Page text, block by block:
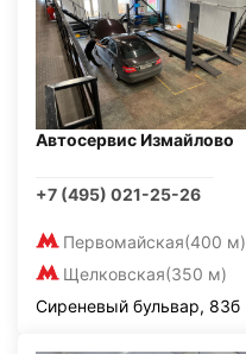
Автосервис Измайлово
+7 (495) 021-25-26
Первомайская(400 м)
Щелковская(350 м)
Сиреневый бульвар, 83б